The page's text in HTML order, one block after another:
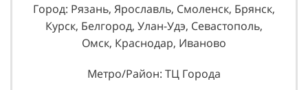
Город: Рязань, Ярославль, Смоленск, Брянск,
Курск, Белгород, Улан-Удэ, Севастополь,
Омск, Краснодар, Иваново
Метро/Район: ТЦ Города